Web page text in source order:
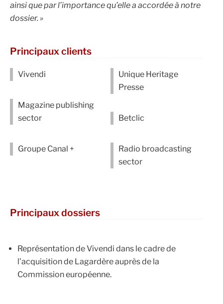
ainsi que par l’importance qu’elle a accordée à notre
dossier. »
Principaux clients
Vivendi
Magazine publishing
sector
Groupe Canal +
Unique Heritage
Presse
Betclic
Radio broadcasting
sector
Principaux dossiers
Représentation de Vivendi dans le cadre de
l’acquisition de Lagardère auprès de la
Commission européenne.